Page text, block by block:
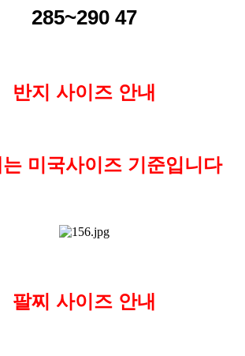
285~290 47
반지 사이즈 안내
미국사이즈 기준입니다
팔찌 사이즈 안내